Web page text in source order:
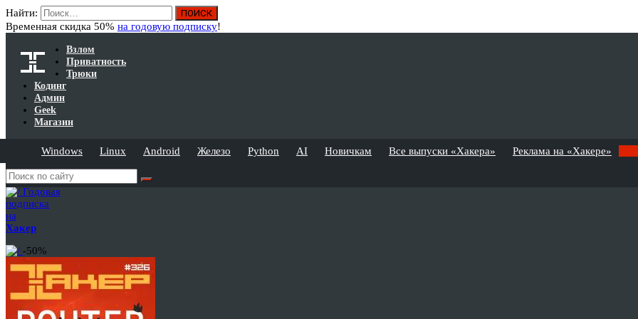
Найти:
Временная скидка 50% на годовую подписку!
Взлом
Приватность
Трюки
Кодинг
Админ
Geek
Магазин
Windows Linux Android Железо Python AI Новичкам Все выпуски «Хакера» Реклама на «Хакере»
Годовая
подписка
на
Хакер
-50%